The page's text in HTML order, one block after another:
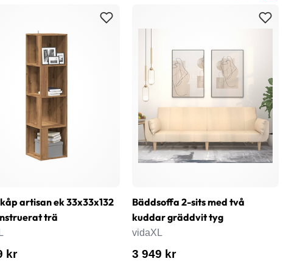
artisan ek 33x33x132
trä
kr
Bäddsoffa 2-sits med två
kuddar gräddvit tyg
vidaXL
3 949 kr